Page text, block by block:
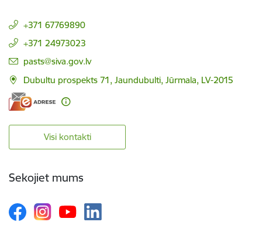
+371 67769890
+371 24973023
E-pasts:
pasts@siva.gov.lv
Dubultu prospekts 71, Jaundubulti, Jūrmala, LV-2015
Visi kontakti
Sekojiet mums